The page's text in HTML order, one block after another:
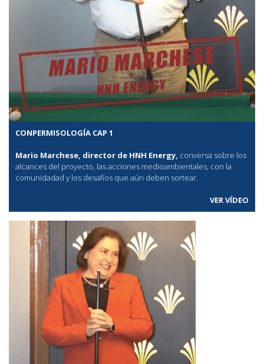
CONPERMISOLOGÍA CAP 1
Mario Marchese, director de HNH Energy, conversa sobre los
alcances del proyecto, las acciones medioambientales, con la
comunidadad y los desafíos que aún deben sortear.
VER VÍDEO